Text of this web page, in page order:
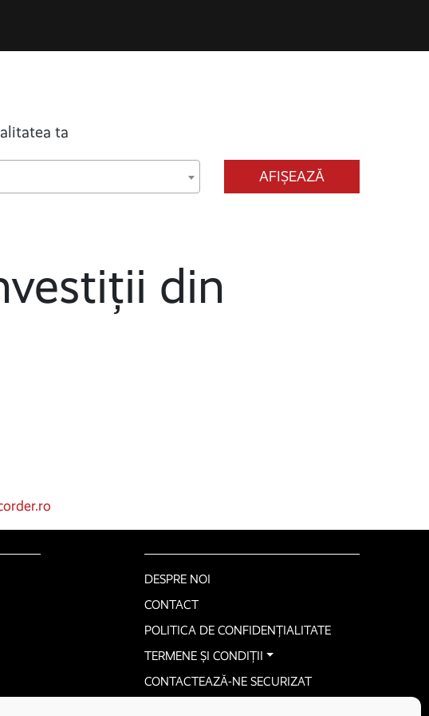
ta
AFIȘEAZĂ
din
DESPRE NOI
CONTACT
POLITICA DE CONFIDENȚIALITATE
TERMENE ȘI CONDIȚII
CONTACTEAZĂ-NE SECURIZAT